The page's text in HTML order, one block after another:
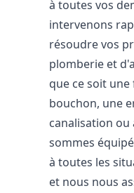
à toutes vos
intervenons
résoudre vos
plomberie et
que ce soit
bouchon, une
canalisation ou
sommes
à toutes les
et nous nous